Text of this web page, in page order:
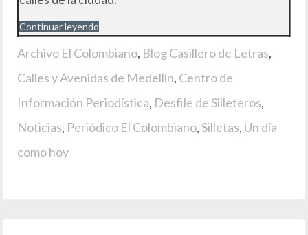
Continuar leyendo
Archivo El Colombiano, Blog Casillero de Letras,
Calles y Avenidas de Medellín, Centro de
Información Periodística, Desfile de Silleteros,
Noticias, Periódico El Colombiano,Silletas, Un día
como hoy